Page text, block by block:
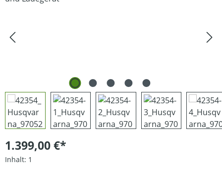
1.399,00 €*
Inhalt: 1